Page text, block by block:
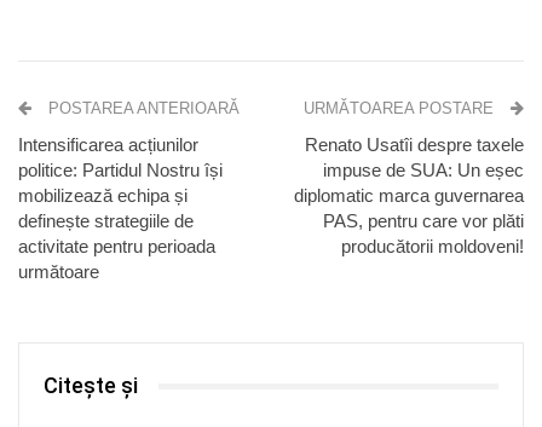
POSTAREA ANTERIOARĂ
Intensificarea acțiunilor
politice: Partidul Nostru își
mobilizează echipa și
definește strategiile de
activitate pentru perioada
următoare
URMĂTOAREA POSTARE
Renato Usatîi despre taxele
impuse de SUA: Un eșec
diplomatic marca guvernarea
PAS, pentru care vor plăti
producătorii moldoveni!
Citește și